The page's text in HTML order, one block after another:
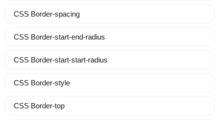
CSS Border-spacing
CSS Border-start-end-radius
CSS Border-start-start-radius
CSS Border-style
CSS Border-top